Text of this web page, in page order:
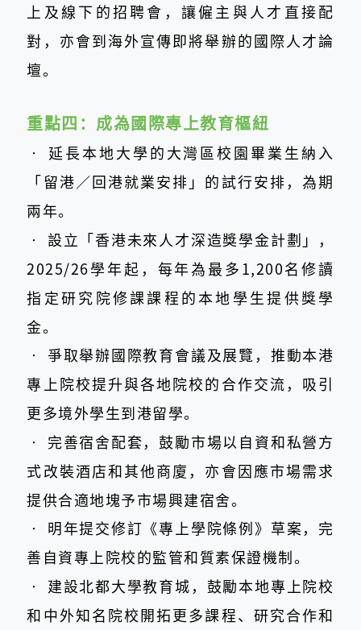
上及線下的招聘會，讓僱主與人才直接配
對，亦會到海外宣傳即將舉辦的國際人才論
壇。
重點四： 成為國際專上教育樞紐
‧ 延長本地大學的大灣區校園畢業生納入
「留港／回港就業安排」的試行安排，為期
兩年。
‧ 設立「香港未來人才深造獎學金計劃」，
2025/26學年起，每年為最多1,200名修讀
指定研究院修課課程的本地學生提供獎學
金。
‧ 爭取舉辦國際教育會議及展覽，推動本港
專上院校提升與各地院校的合作交流，吸引
更多境外學生到港留學。
‧ 完善宿舍配套，鼓勵市場以自資和私營方
式改裝酒店和其他商廈，亦會因應市場需求
提供合適地塊予市場興建宿舍。
‧
明年提交修訂《專上學院條例》草案，完
善自資專上院校的監管和質素保證機制。
‧ 建設北都大學教育城，鼓勵本地專上院校
和中外知名院校開拓更多課程、研究合作和